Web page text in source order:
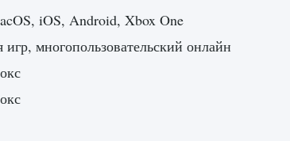
iOS, Android, Xbox One
игр, многопользовательский онлайн